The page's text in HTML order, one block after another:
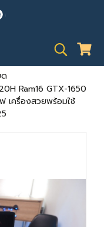
Ram16 GTX-1650
เครื่องสวยพร้อมใช้